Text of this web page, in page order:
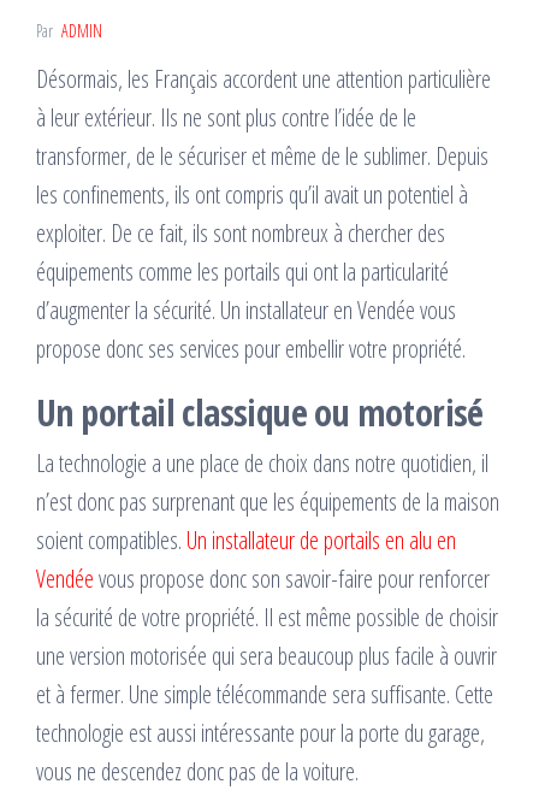
Par ADMIN
Désormais, les Français accordent une attention particulière
à leur extérieur. Ils ne sont plus contre l’idée de le
transformer, de le sécuriser et même de le sublimer. Depuis
les confinements, ils ont compris qu’il avait un potentiel à
exploiter. De ce fait, ils sont nombreux à chercher des
équipements comme les portails qui ont la particularité
d’augmenter la sécurité. Un installateur en Vendée vous
propose donc ses services pour embellir votre propriété.
Un portail classique ou motorisé
La technologie a une place de choix dans notre quotidien, il
n’est donc pas surprenant que les équipements de la maison
soient compatibles. Un installateur de portails en alu en
Vendéevous propose donc son savoir-faire pour renforcer
la sécurité de votre propriété. Il est même possible de choisir
une version motorisée qui sera beaucoup plus facile à ouvrir
et à fermer. Une simple télécommande sera suffisante. Cette
technologie est aussi intéressante pour la porte du garage,
vous ne descendez donc pas de la voiture.